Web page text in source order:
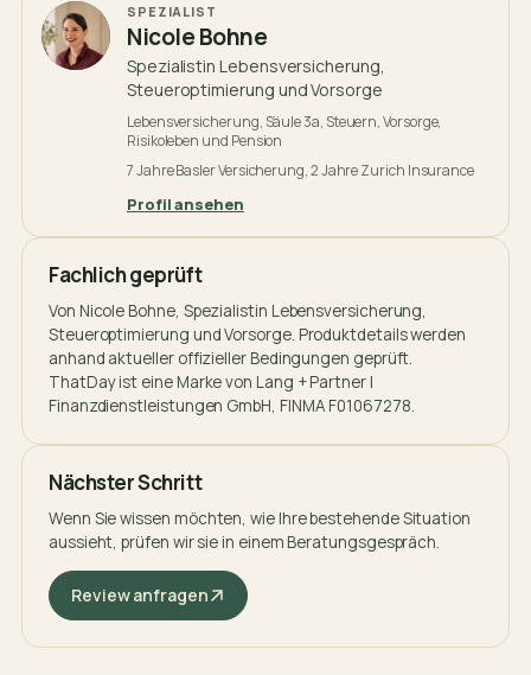
SPEZIALIST
Nicole Bohne
Spezialistin Lebensversicherung,
Steueroptimierung und Vorsorge
Lebensversicherung, Säule 3a, Steuern, Vorsorge,
Risikoleben und Pension
7 Jahre Basler Versicherung, 2 Jahre Zurich Insurance
Profil ansehen
Fachlich geprüft
Von Nicole Bohne, Spezialistin Lebensversicherung,
Steueroptimierung und Vorsorge. Produktdetails werden
anhand aktueller offizieller Bedingungen geprüft.
ThatDay ist eine Marke von Lang + Partner |
Finanzdienstleistungen GmbH, FINMA F01067278.
Nächster Schritt
Wenn Sie wissen möchten, wie Ihre bestehende Situation
aussieht, prüfen wir sie in einem Beratungsgespräch.
Review anfragen